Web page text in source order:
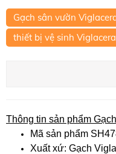
Gạch sân vườn
thiết bị vệ sinh Viglacera
Thông tin sản phẩm
Mã sản phẩm
Xuất xứ: Gạch